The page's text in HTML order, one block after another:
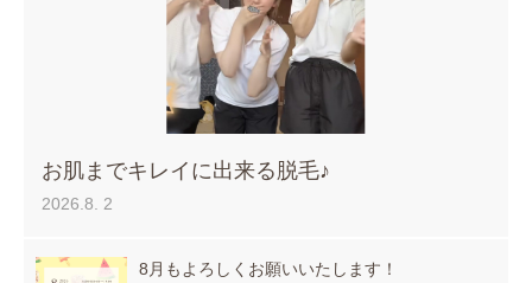
お肌までキレイに出来る脱毛♪
2026.8. 2
8月もよろしくお願いいたします！